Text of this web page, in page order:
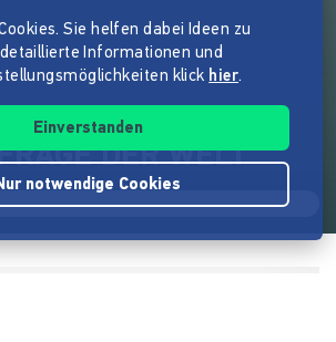
DIE
FRAGE DER WELT
Sie helfen dabei Ideen zu
Informationen und
klick hier.
Einverstanden
notwendige Cookies